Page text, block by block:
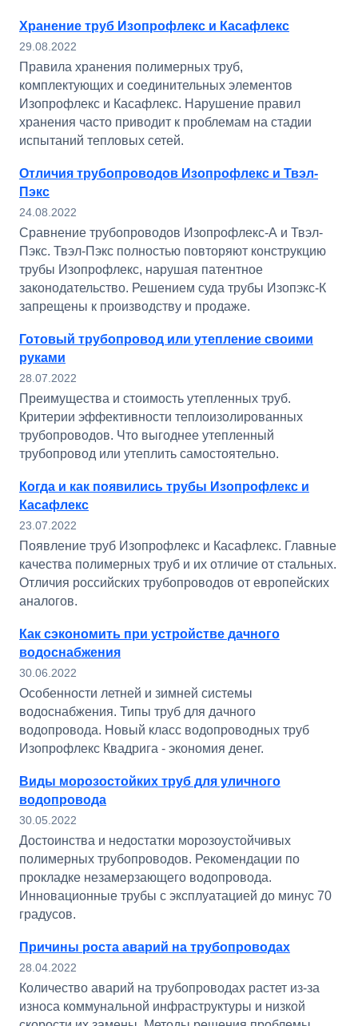
Хранение труб Изопрофлекс и Касафлекс
29.08.2022
Правила хранения полимерных труб,
комплектующих и соединительных элементов
Изопрофлекс и Касафлекс. Нарушение правил
хранения часто приводит к проблемам на стадии
испытаний тепловых сетей.
Отличия трубопроводов Изопрофлекс и Твэл-
Пэкс
24.08.2022
Сравнение трубопроводов Изопрофлекс-А и Твэл-
Пэкс. Твэл-Пэкс полностью повторяют конструкцию
трубы Изопрофлекс, нарушая патентное
законодательство. Решением суда трубы Изопэкс-К
запрещены к производству и продаже.
Готовый трубопровод или утепление своими
руками
28.07.2022
Преимущества и стоимость утепленных труб.
Критерии эффективности теплоизолированных
трубопроводов. Что выгоднее утепленный
трубопровод или утеплить самостоятельно.
Когда и как появились трубы Изопрофлекс и
Касафлекс
23.07.2022
Появление труб Изопрофлекс и Касафлекс. Главные
качества полимерных труб и их отличие от стальных.
Отличия российских трубопроводов от европейских
аналогов.
Как сэкономить при устройстве дачного
водоснабжения
30.06.2022
Особенности летней и зимней системы
водоснабжения. Типы труб для дачного
водопровода. Новый класс водопроводных труб
Изопрофлекс Квадрига - экономия денег.
Виды морозостойких труб для уличного
водопровода
30.05.2022
Достоинства и недостатки морозоустойчивых
полимерных трубопроводов. Рекомендации по
прокладке незамерзающего водопровода.
Инновационные трубы с эксплуатацией до минус 70
градусов.
Причины роста аварий на трубопроводах
28.04.2022
Количество аварий на трубопроводах растет из-за
износа коммунальной инфраструктуры и низкой